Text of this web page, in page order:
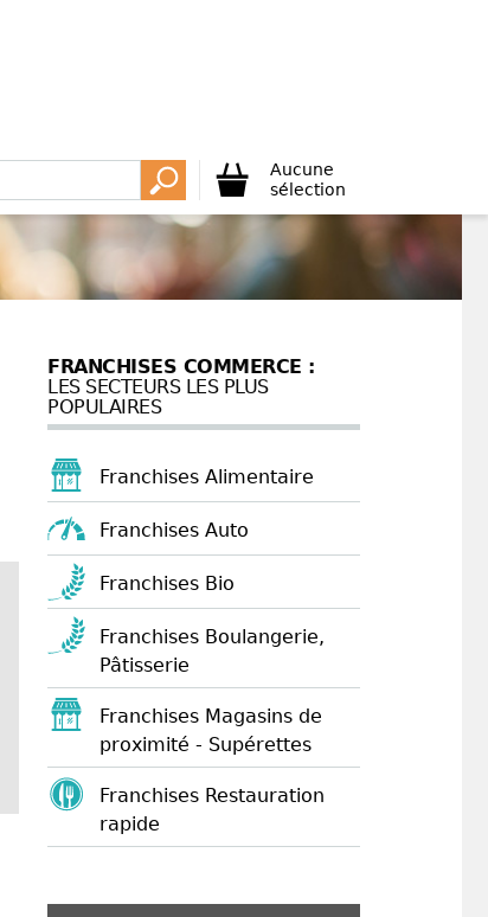
Aucune
sélection
FRANCHISES COMMERCE :
LES SECTEURS LES PLUS
POPULAIRES
Franchises Alimentaire
Franchises Auto
Franchises Bio
Franchises Boulangerie,
Pâtisserie
Franchises Magasins de
proximité - Supérettes
Franchises Restauration
rapide